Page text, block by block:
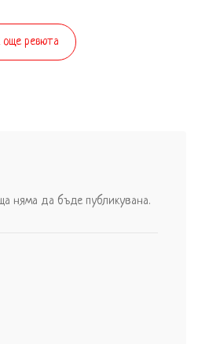
още ревюта
няма да бъде публикувана.